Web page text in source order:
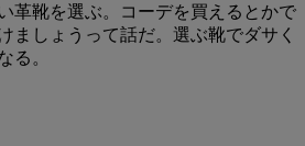
革靴を選ぶ。
コーデを買えるとかで
ましょうって話だ。選ぶ靴でダサく
る。